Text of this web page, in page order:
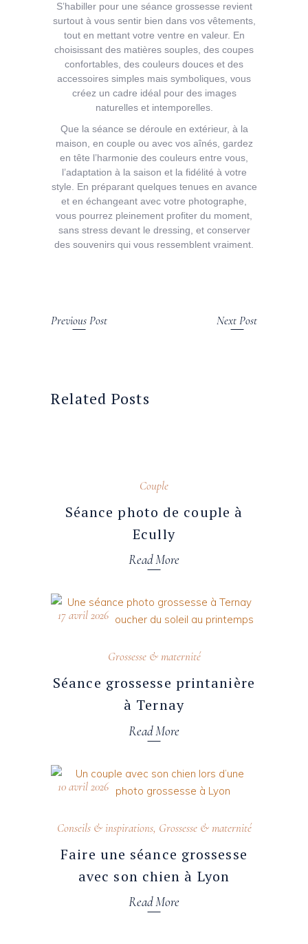
S’habiller pour une séance grossesse revient
surtout à vous sentir bien dans vos vêtements,
tout en mettant votre ventre en valeur. En
choisissant des matières souples, des coupes
confortables, des couleurs douces et des
accessoires simples mais symboliques, vous
créez un cadre idéal pour des images
naturelles et intemporelles.
Que la séance se déroule en extérieur, à la
maison, en couple ou avec vos aînés, gardez
en tête l’harmonie des couleurs entre vous,
l’adaptation à la saison et la fidélité à votre
style. En préparant quelques tenues en avance
et en échangeant avec votre photographe,
vous pourrez pleinement profiter du moment,
sans stress devant le dressing, et conserver
des souvenirs qui vous ressemblent vraiment.
Previous Post Next Post
Related Posts
Couple
Séance photo de couple à
Ecully
Read More
17 avril 2026
Grossesse & maternité
Séance grossesse printanière
à Ternay
Read More
10 avril 2026
Conseils & inspirations, Grossesse & maternité
Faire une séance grossesse
avec son chien à Lyon
Read More